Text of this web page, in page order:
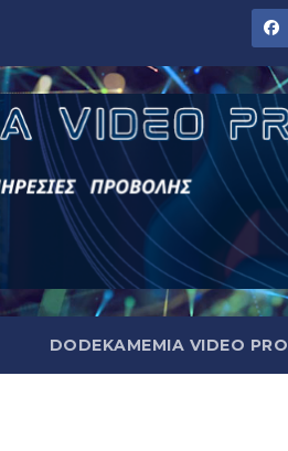
DODEKAMEMIA VIDEO PRO